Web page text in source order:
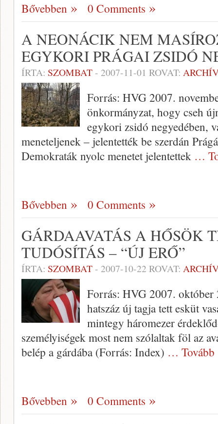
Bővebben 0 Comments
A NEONÁCIK NEM
EGYKORI PRÁGAI ZSIDÓ
ÍRTA: SZOMBAT- 2007-11-01 ROVAT:
Forrás: HVG 2007.
önkormányzat, hogy cseh
egykori zsidó negyedében,
meneteljenek – jelentették be szerdán
Demokraták nyolc menetet jelentettek …
Bővebben 0 Comments
GÁRDAAVATÁS A HŐSÖK
TUDÓSÍTÁS – “ÚJ ERŐ”
ÍRTA: SZOMBAT- 2007-10-22 ROVAT:
Forrás: HVG 2007.
hatszáz új tagja tett esküt
mintegy háromezer
személyiségek most nem szólaltak föl
belép a gárdába (Forrás: Index) … Tovább
Bővebben 0 Comments